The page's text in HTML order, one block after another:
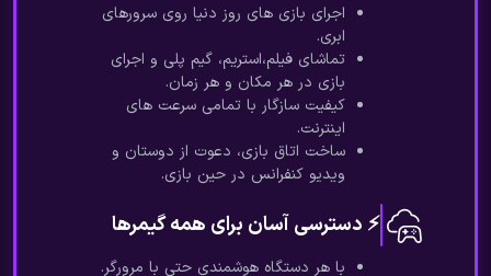
اجرای بازی های روز دنیا روی سرورهای
ابری.
تماشای فیلم،استریم، گیم پلی و اجرای
بازی در هر مکان و هر زمان.
کیفیت سازگار با تمامی سرعت های
اینترنت.
ساخت اتاق بازی، دعوت از دوستان و
ویدیو کنفرانس در حین بازی.
⚡ دسترسی آسان برای همه گیمرها
با هر دستگاه هوشمندی حتی با مرورگر.